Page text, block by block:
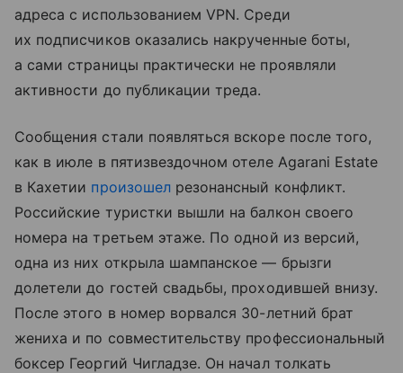
адреса с использованием VPN. Среди
их подписчиков оказались накрученные боты,
а сами страницы практически не проявляли
активности до публикации треда.
Сообщения стали появляться вскоре после того,
как в июле в пятизвездочном отеле Agarani Estate
в Кахетии произошелрезонансный конфликт.
Российские туристки вышли на балкон своего
номера на третьем этаже. По одной из версий,
одна из них открыла шампанское — брызги
долетели до гостей свадьбы, проходившей внизу.
После этого в номер ворвался 30-летний брат
жениха и по совместительству профессиональный
боксер Георгий Чигладзе. Он начал толкать